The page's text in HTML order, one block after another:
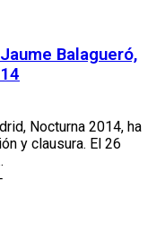
Balagueró,
Nocturna 2014, ha
y clausura. El 26